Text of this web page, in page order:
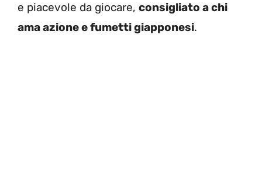
e piacevole da giocare, consigliato a chi
ama azione e fumetti giapponesi.